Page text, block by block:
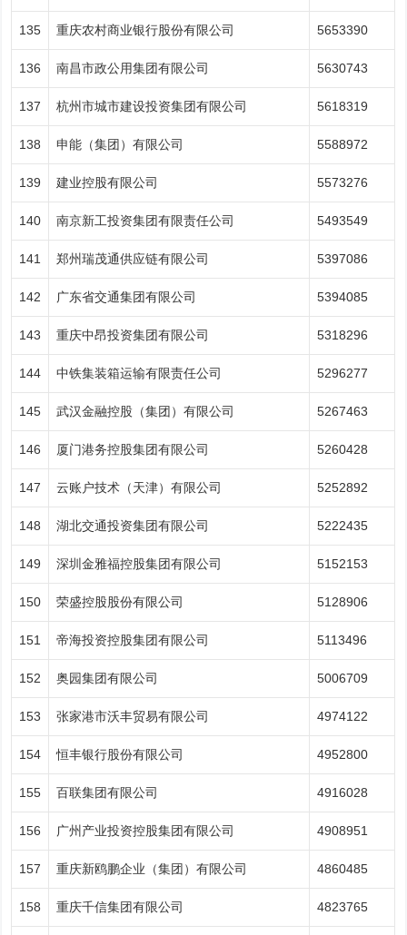
135 重庆农村商业银行股份有限公司 5653390
136 南昌市政公用集团有限公司 5630743
137 杭州市城市建设投资集团有限公司 5618319
138 申能（集团）有限公司 5588972
139 建业控股有限公司 5573276
140 南京新工投资集团有限责任公司 5493549
141 郑州瑞茂通供应链有限公司 5397086
142 广东省交通集团有限公司 5394085
143 重庆中昂投资集团有限公司 5318296
144 中铁集装箱运输有限责任公司 5296277
145 武汉金融控股（集团）有限公司 5267463
146 厦门港务控股集团有限公司 5260428
147 云账户技术（天津）有限公司 5252892
148 湖北交通投资集团有限公司 5222435
149 深圳金雅福控股集团有限公司 5152153
150 荣盛控股股份有限公司 5128906
151 帝海投资控股集团有限公司 5113496
152 奥园集团有限公司 5006709
153 张家港市沃丰贸易有限公司 4974122
154 恒丰银行股份有限公司 4952800
155 百联集团有限公司 4916028
156 广州产业投资控股集团有限公司 4908951
157 重庆新鸥鹏企业（集团）有限公司 4860485
158 重庆千信集团有限公司 4823765